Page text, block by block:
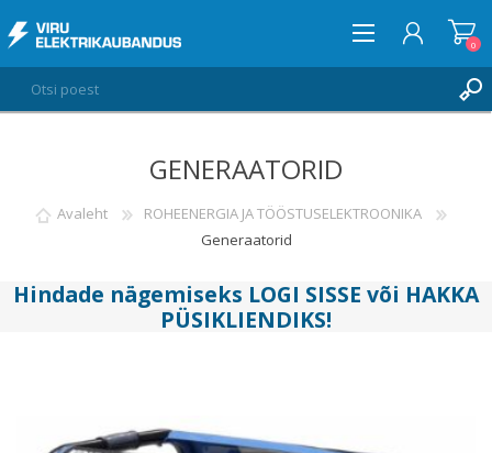
SOOVIKORV 0
0
GENERAATORID
Avaleht
ROHEENERGIA JA TÖÖSTUSELEKTROONIKA
Generaatorid
Hindade nägemiseks LOGI SISSE või HAKKA
PÜSIKLIENDIKS!